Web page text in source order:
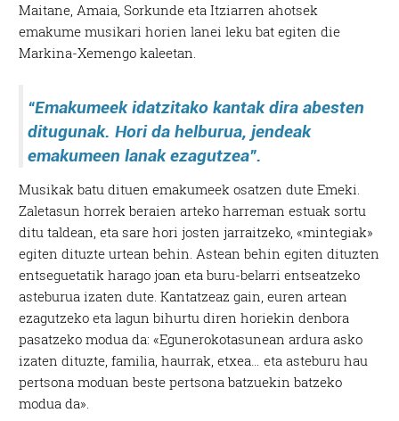
Maitane, Amaia, Sorkunde eta Itziarren ahotsek
emakume musikari horien lanei leku bat egiten die
Markina-Xemengo kaleetan.
“Emakumeek idatzitako kantak dira abesten
ditugunak. Hori da helburua, jendeak
emakumeen lanak ezagutzea”.
Musikak batu dituen emakumeek osatzen dute Emeki.
Zaletasun horrek beraien arteko harreman estuak sortu
ditu taldean, eta sare hori josten jarraitzeko, «mintegiak»
egiten dituzte urtean behin. Astean behin egiten dituzten
entseguetatik harago joan eta buru-belarri entseatzeko
asteburua izaten dute. Kantatzeaz gain, euren artean
ezagutzeko eta lagun bihurtu diren horiekin denbora
pasatzeko modua da: «Egunerokotasunean ardura asko
izaten dituzte, familia, haurrak, etxea… eta asteburu hau
pertsona moduan beste pertsona batzuekin batzeko
modua da».